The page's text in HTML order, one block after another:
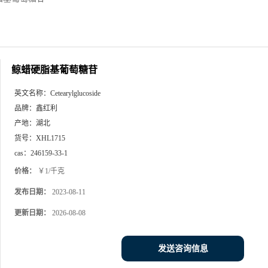
鲸蜡硬脂基葡萄糖苷
英文名称： Cetearylglucoside
品牌： 鑫红利
产地： 湖北
货号： XHL1715
cas： 246159-33-1
价格： ￥1/千克
发布日期： 2023-08-11
更新日期： 2026-08-08
发送咨询信息